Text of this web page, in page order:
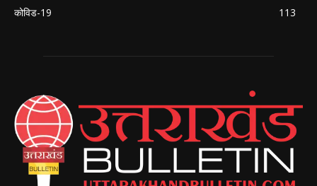
कोविड-19
113